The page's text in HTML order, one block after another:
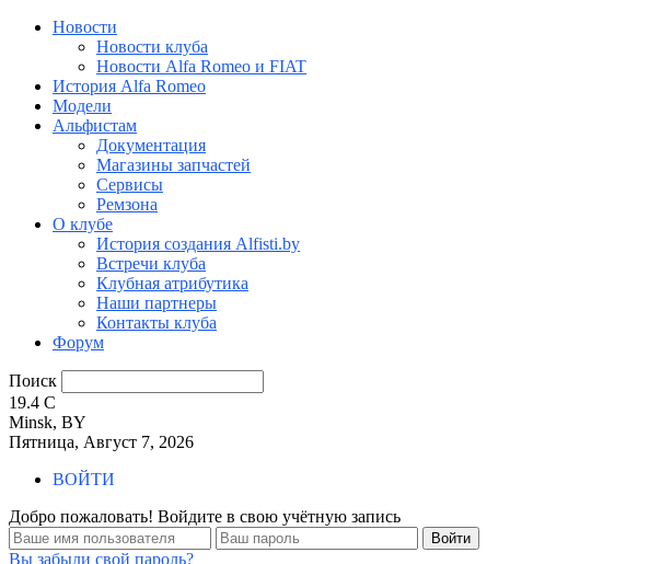
Новости
Новости клуба
Новости Alfa Romeo и FIAT
История Alfa Romeo
Модели
Альфистам
Документация
Магазины запчастей
Сервисы
Ремзона
О клубе
История создания Alfisti.by
Встречи клуба
Клубная атрибутика
Наши партнеры
Контакты клуба
Форум
Поиск
19.4 C
Minsk, BY
Пятница, Август 7, 2026
ВОЙТИ
Добро пожаловать! Войдите в свою учётную запись
Вы забыли свой пароль?